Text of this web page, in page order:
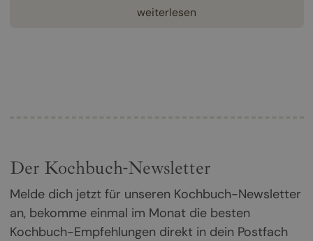
weiterlesen
Der Kochbuch-Newsletter
Melde dich jetzt für unseren Kochbuch-Newsletter
an, bekomme einmal im Monat die besten
Kochbuch-Empfehlungen direkt in dein Postfach